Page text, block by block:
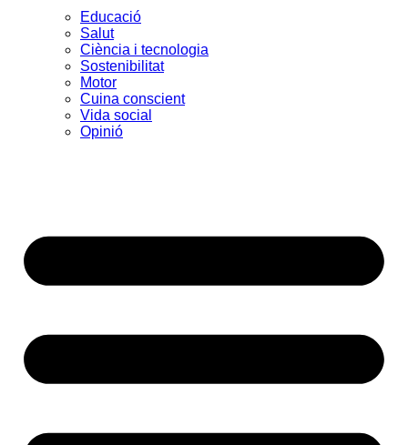
Educació
Salut
Ciència i tecnologia
Sostenibilitat
Motor
Cuina conscient
Vida social
Opinió